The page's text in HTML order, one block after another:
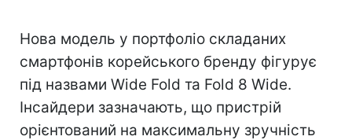
Нова модель у портфоліо складаних
смартфонів корейського бренду фігурує
під назвами Wide Fold та Fold 8 Wide.
Інсайдери зазначають, що пристрій
орієнтований на максимальну зручність